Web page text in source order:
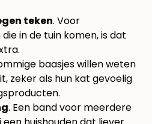
teken. Voor
in de tuin komen, is dat
baasjes willen weten
zeker als hun kat gevoelig
. Een band voor meerdere